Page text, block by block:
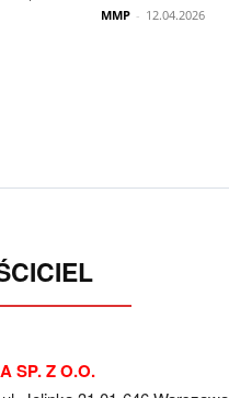
MMP - 12.04.2026
SP. Z O.O.